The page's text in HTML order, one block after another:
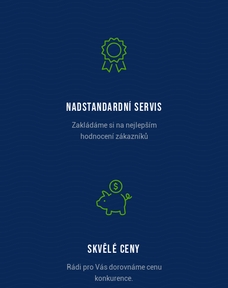
Nadstandardní servis
Zakládáme si na nejlepším
hodnocení zákazníků
Skvělé ceny
Rádi pro Vás dorovnáme cenu
konkurence.